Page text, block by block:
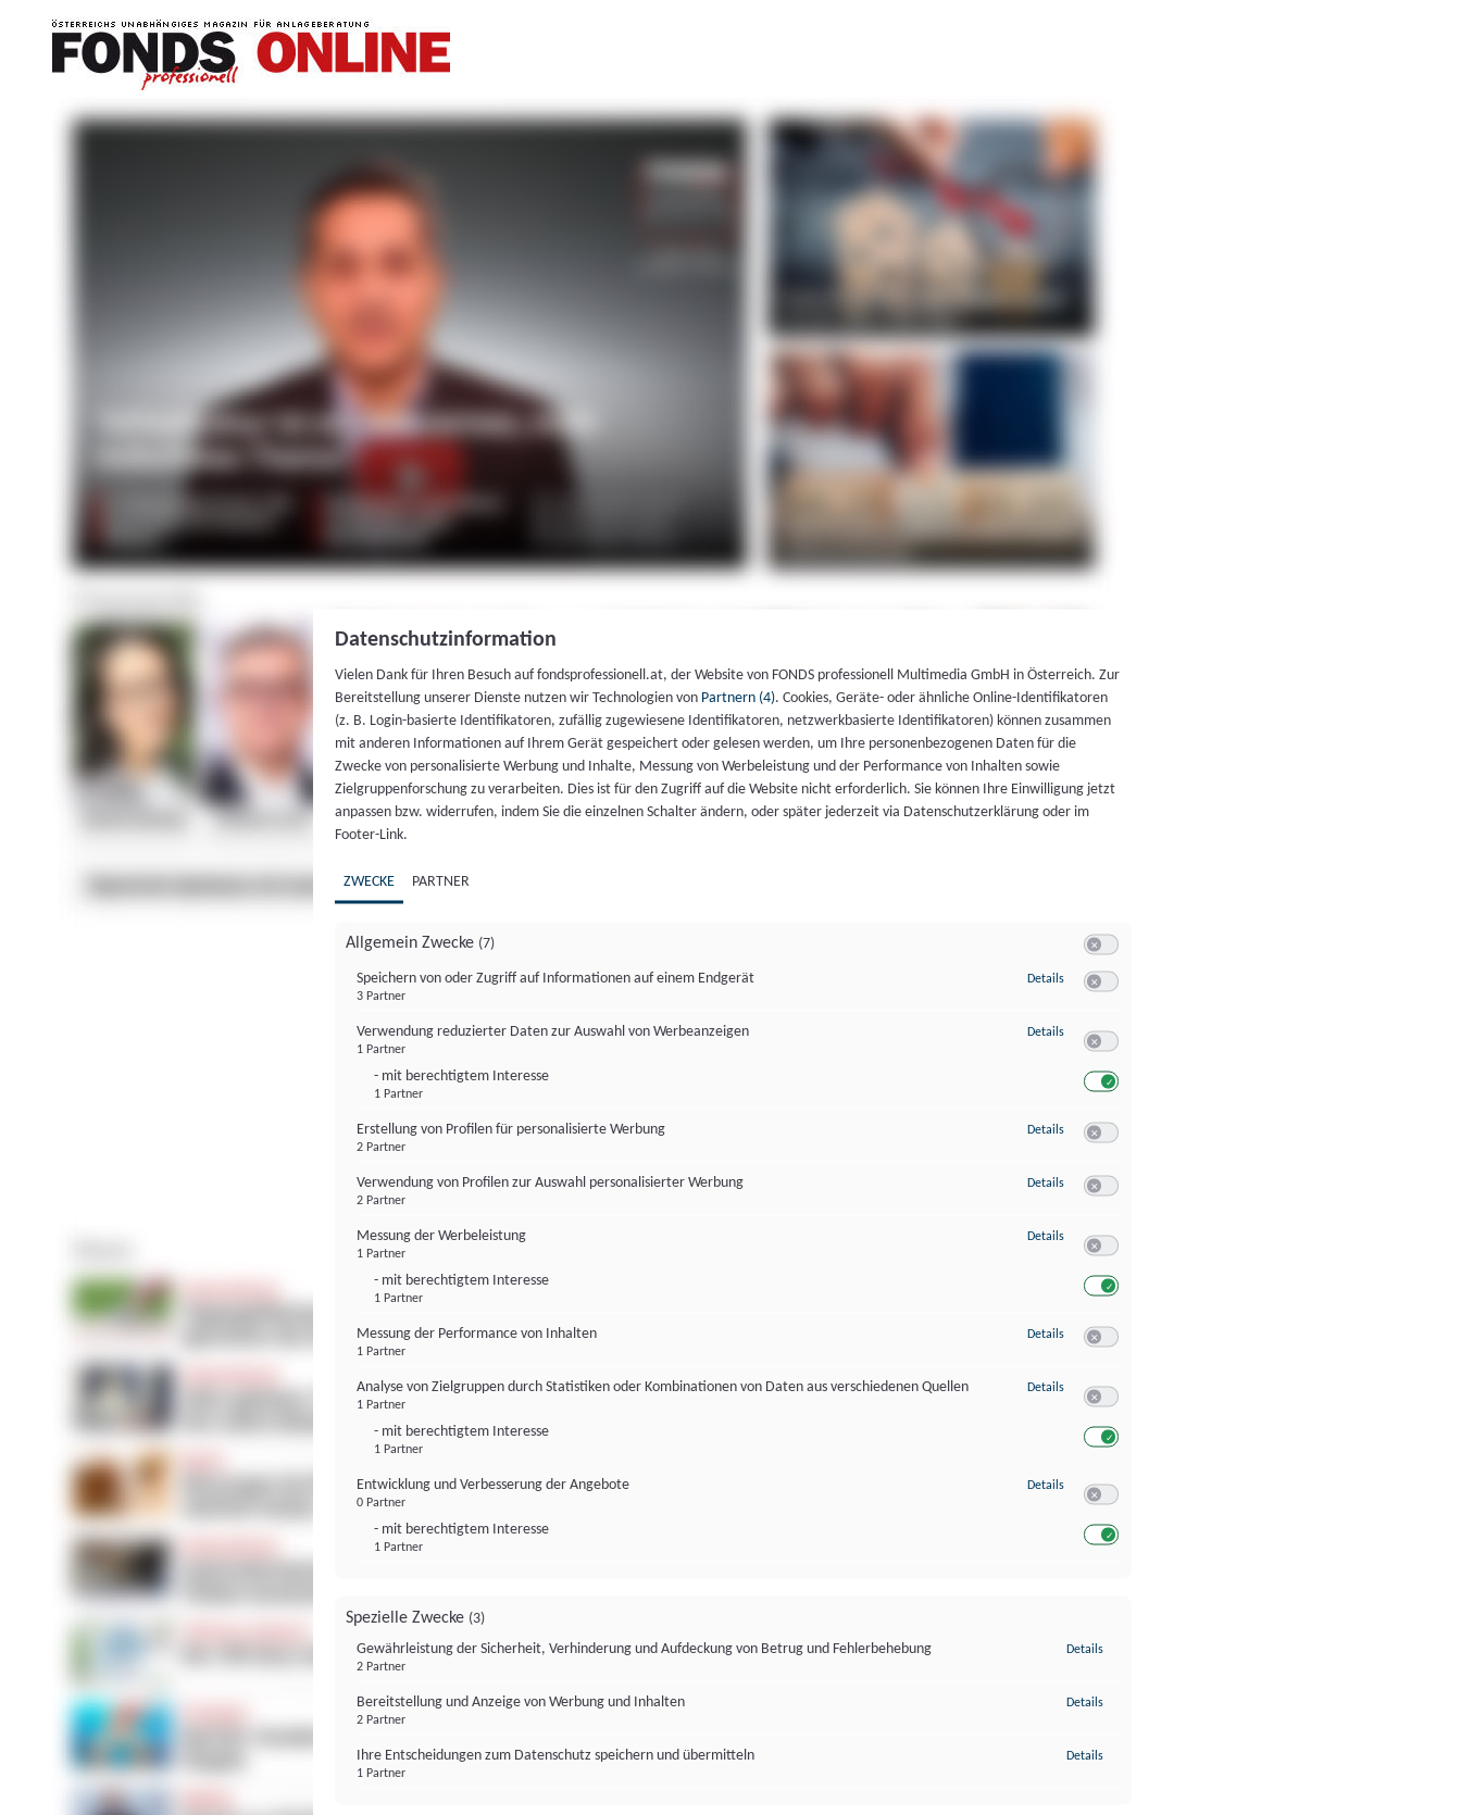
Datenschutzinformation
Vielen Dank für Ihren Besuch auf fondsprofessionell.at, der Website von FONDS professionell Multimedia GmbH in Österreich. Zur
Bereitstellung unserer Dienste nutzen wir Technologien von Partnern (4). Cookies, Geräte- oder ähnliche Online-Identifikatoren
(z. B. Login-basierte Identifikatoren, zufällig zugewiesene Identifikatoren, netzwerkbasierte Identifikatoren) können zusammen
mit anderen Informationen auf Ihrem Gerät gespeichert oder gelesen werden, um Ihre personenbezogenen Daten für die
Zwecke von personalisierte Werbung und Inhalte, Messung von Werbeleistung und der Performance von Inhalten sowie
Zielgruppenforschung zu verarbeiten. Dies ist für den Zugriff auf die Website nicht erforderlich. Sie können Ihre Einwilligung jetzt
anpassen bzw. widerrufen, indem Sie die einzelnen Schalter ändern, oder später jederzeit via Datenschutzerklärung oder im
Footer-Link.
ZWECKE PARTNER
Allgemein Zwecke (7)
Speichern von oder Zugriff auf Informationen auf einem Endgerät
3 Partner
Details zu Speichern von oder Zugriff auf Informationen auf einem Endgerät
Verwendung reduzierter Daten zur Auswahl von Werbeanzeigen
1 Partner
- mit berechtigtem Interesse
1 Partner
Details zu Verwendung reduzierter Daten zur Auswahl von Werbeanzeigen
Erstellung von Profilen für personalisierte Werbung
2 Partner
Details zu Erstellung von Profilen für personalisierte Werbung
Verwendung von Profilen zur Auswahl personalisierter Werbung
2 Partner
Details zu Verwendung von Profilen zur Auswahl personalisierter Werbung
Messung der Werbeleistung
1 Partner
- mit berechtigtem Interesse
1 Partner
Details zu Messung der Werbeleistung
Messung der Performance von Inhalten
1 Partner
Details zu Messung der Performance von Inhalten
Analyse von Zielgruppen durch Statistiken oder Kombinationen von Daten aus verschiedenen Quellen
1 Partner
- mit berechtigtem Interesse
1 Partner
Details zu Analyse von Zielgruppen durch Statistiken oder Kombinationen von
Entwicklung und Verbesserung der Angebote
0 Partner
- mit berechtigtem Interesse
1 Partner
Details zu Entwicklung und Verbesserung der Angebote
Spezielle Zwecke (3)
Gewährleistung der Sicherheit, Verhinderung und Aufdeckung von Betrug und Fehlerbehebung
2 Partner
Details
Bereitstellung und Anzeige von Werbung und Inhalten
2 Partner
Details
Ihre Entscheidungen zum Datenschutz speichern und übermitteln
1 Partner
Details